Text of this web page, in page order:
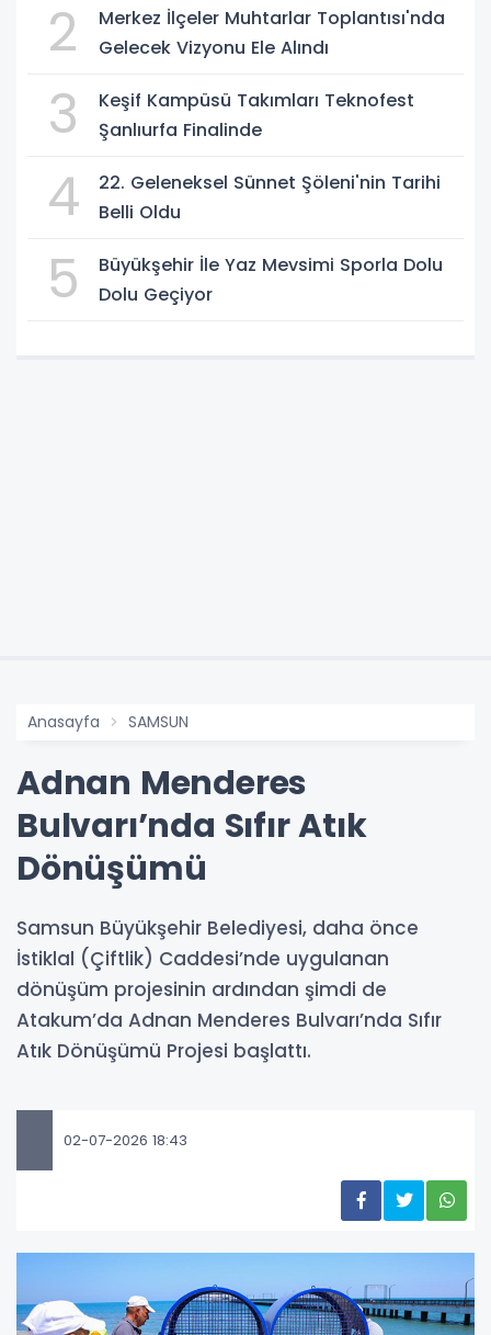
2
Merkez İlçeler Muhtarlar Toplantısı'nda
Gelecek Vizyonu Ele Alındı
3
Keşif Kampüsü Takımları Teknofest
Şanlıurfa Finalinde
4
22. Geleneksel Sünnet Şöleni'nin Tarihi
Belli Oldu
5
Büyükşehir İle Yaz Mevsimi Sporla Dolu
Dolu Geçiyor
Anasayfa SAMSUN
Adnan Menderes
Bulvarı’nda Sıfır Atık
Dönüşümü
Samsun Büyükşehir Belediyesi, daha önce
İstiklal (Çiftlik) Caddesi’nde uygulanan
dönüşüm projesinin ardından şimdi de
Atakum’da Adnan Menderes Bulvarı’nda Sıfır
Atık Dönüşümü Projesi başlattı.
02-07-2026 18:43